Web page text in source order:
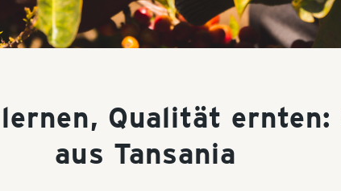
Qualität ernten:
aus Tansania